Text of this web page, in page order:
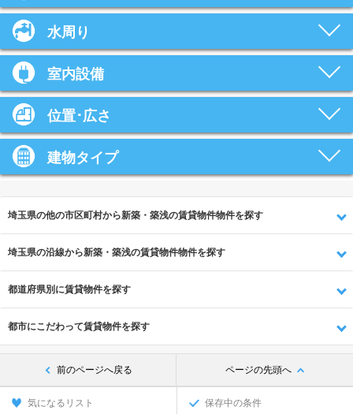
水周り
室内設備
位置･広さ
建物タイプ
埼玉県の他の市区町村から新築・築浅の賃貸物件物件を探す
埼玉県の沿線から新築・築浅の賃貸物件物件を探す
都道府県別に賃貸物件を探す
都市にこだわって賃貸物件を探す
前のページへ戻る ページの先頭へ
気になるリスト 保存中の条件